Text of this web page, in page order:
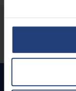
Stond er